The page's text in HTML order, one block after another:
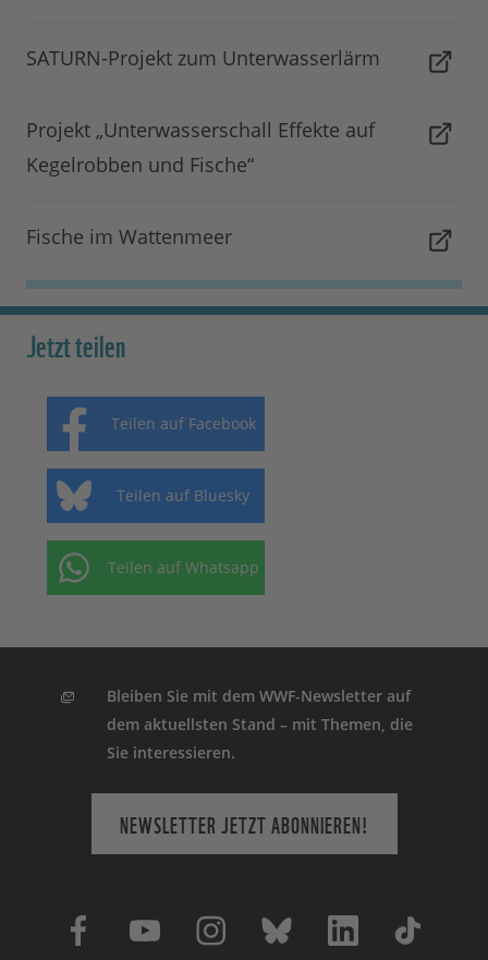
SATURN-Projekt zum Unterwasserlärm
Projekt „Unterwasserschall Effekte auf
Kegelrobben und Fische“
Fische im Wattenmeer
Jetzt teilen
Teilen auf Facebook
Teilen auf Bluesky
Teilen auf Whatsapp
Bleiben Sie mit dem WWF-Newsletter auf
dem aktuellsten Stand – mit Themen, die
Sie interessieren.
NEWSLETTER JETZT ABONNIEREN!